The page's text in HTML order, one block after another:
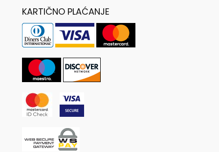
KARTIČNO PLAĆANJE